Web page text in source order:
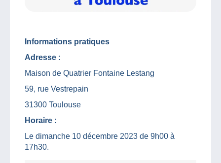
Informations pratiques
Adresse :
Maison de Quatrier Fontaine Lestang
59, rue Vestrepain
31300 Toulouse
Horaire :
Le dimanche 10 décembre 2023 de 9h00 à
17h30.